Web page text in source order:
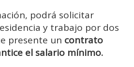
podrá solicitar
y trabajo por dos
presente un contrato
el salario mínimo.